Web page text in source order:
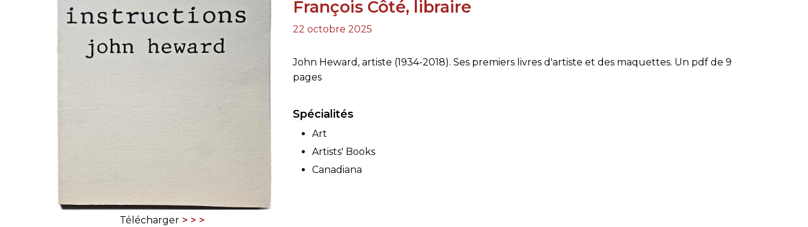
CONGRÈS & RÉUNIONS DE LA LILA
SALONS INTERNATIONAUX DE LA LILA
CODE ES US ET COUTUMES DE LA LILA
L'HISTOIRE DE LA LILA
ÉDUCATION & MENTORAT
VIDEOS AND RESSOURCES
CONTACT
RECHERCHE DE LIVRES
RÉPERTOIRE DES LIBRAIRIES
ARCHIVES DU PRIX
BRESLAUER
Télécharger
François Côté, libraire
22 octobre 2025
John Heward, artiste (1934-2018). Ses premiers livres d'artiste et des maquettes. Un pdf de 9
pages
Spécialités
Art
Artists' Books
Canadiana